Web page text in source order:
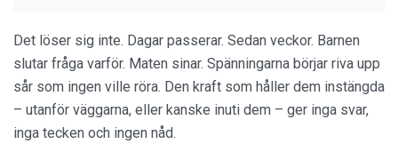
Det löser sig inte. Dagar passerar. Sedan veckor. Barnen
slutar fråga varför. Maten sinar. Spänningarna börjar riva upp
sår som ingen ville röra. Den kraft som håller dem instängda
– utanför väggarna, eller kanske inuti dem – ger inga svar,
inga tecken och ingen nåd.